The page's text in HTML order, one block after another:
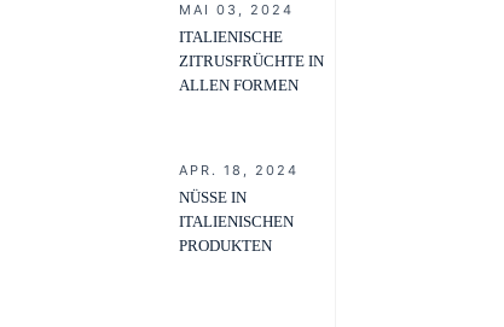
MAI 03, 2024
ITALIENISCHE
ZITRUSFRÜCHTE IN
ALLEN FORMEN
APR. 18, 2024
NÜSSE IN
ITALIENISCHEN
PRODUKTEN